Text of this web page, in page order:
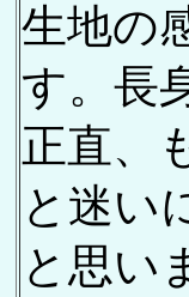
生地の
す。長
正直、
と迷い
と思い